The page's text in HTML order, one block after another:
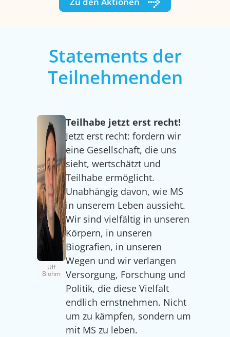
Statements der
Teilnehmenden
Ulf
Blohm
Teilhabe jetzt erst recht!
Jetzt erst recht: fordern wir
eine Gesellschaft, die uns
sieht, wertschätzt und
Teilhabe ermöglicht.
Unabhängig davon, wie MS
in unserem Leben aussieht.
Wir sind vielfältig in unseren
Körpern, in unseren
Biografien, in unseren
Wegen und wir verlangen
Versorgung, Forschung und
Politik, die diese Vielfalt
endlich ernstnehmen. Nicht
um zu kämpfen, sondern um
mit MS zu leben.